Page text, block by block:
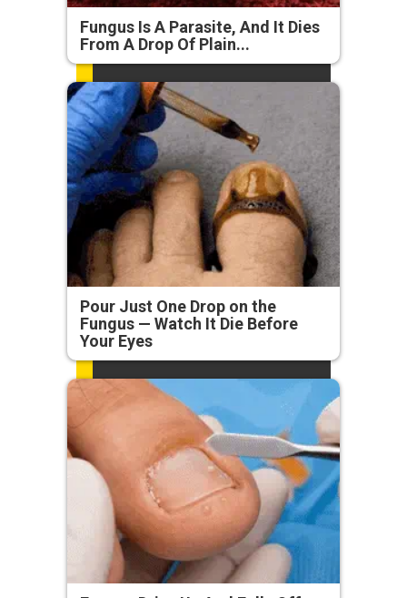
Fungus Is A Parasite, And It Dies
From A Drop Of Plain...
Pour Just One Drop on the
Fungus — Watch It Die Before
Your Eyes